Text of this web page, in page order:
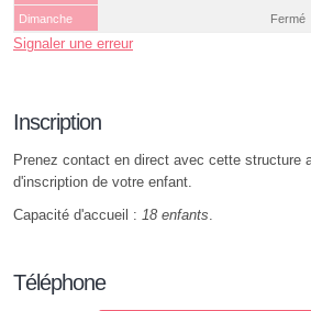
Dimanche
Fermé
Signaler une erreur
Inscription
Prenez contact en direct avec cette structure
d'inscription de votre enfant.
Capacité d'accueil : 18 enfants
Téléphone